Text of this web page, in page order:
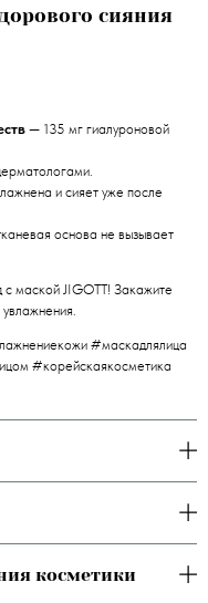
сияния
— 135 мг гиалуроновой
и сияет уже после
основа не вызывает
маской JIGOTT! Закажите
#маскадлялица
#корейскаякосметика
косметики